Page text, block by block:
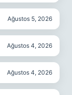
Ağustos 5, 2026
Ağustos 4, 2026
Ağustos 4, 2026